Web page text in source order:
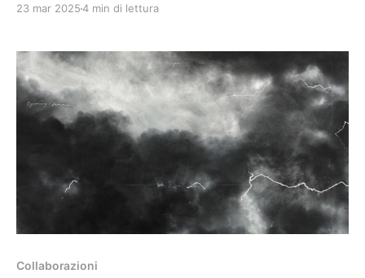
23 mar 20254 min di lettura
Collaborazioni